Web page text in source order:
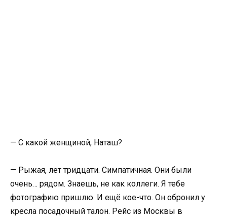
— С какой женщиной, Наташ?
— Рыжая, лет тридцати. Симпатичная. Они были
очень… рядом. Знаешь, не как коллеги. Я тебе
фотографию пришлю. И ещё кое-что. Он обронил у
кресла посадочный талон. Рейс из Москвы в